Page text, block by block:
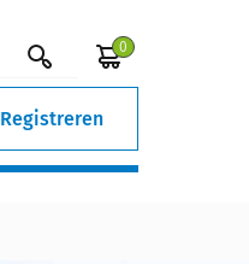
0
Registreren